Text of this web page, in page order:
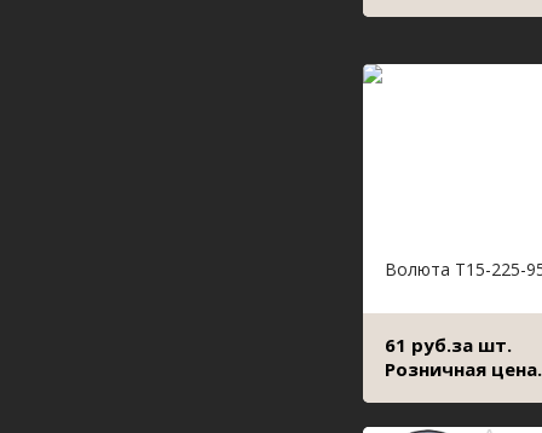
Волюта Т15-225-
61 руб.за шт.
Розничная цена.